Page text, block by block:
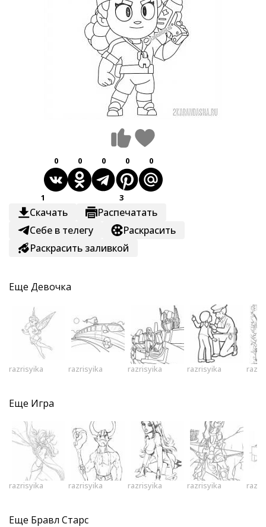
0 0 0 0 0
1
Скачать
3
Распечатать
Себе в телегу
Раскрасить
Раскрасить заливкой
Еще Девочка
razrisyika razrisyika razrisyika razrisyika
Еще Игра
razrisyika razrisyika razrisyika razrisyika
Еще Бравл Старс